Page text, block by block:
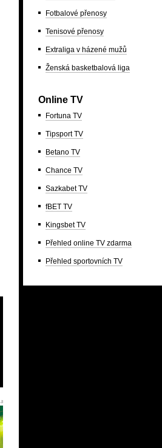
Fotbalové přenosy
Tenisové přenosy
Extraliga v házené mužů
Ženská basketbalová liga
Online TV
Fortuna TV
Tipsport TV
Betano TV
Chance TV
Sazkabet TV
fBET TV
Kingsbet TV
Přehled online TV zdarma
Přehled sportovních TV